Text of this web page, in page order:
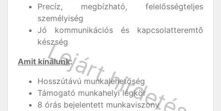
Precíz, megbízható, felelősségteljes
személyiség
Jó kommunikációs és kapcsolatteremtő
készség
Amit kínálunk:
Hosszútávú munkalehetőség
Támogató munkahelyi légkör
8 órás bejelentett munkaviszony